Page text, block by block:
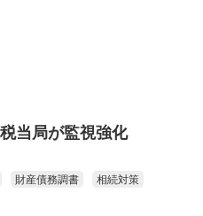
当局が監視強化
財産債務調書
相続対策